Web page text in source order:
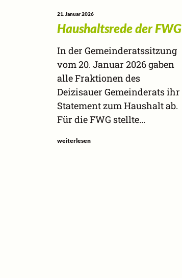
21. Januar 2026
Haushaltsrede der FWG
In der Gemeinderatssitzung
vom 20. Januar 2026 gaben
alle Fraktionen des
Deizisauer Gemeinderats ihr
Statement zum Haushalt ab.
Für die FWG stellte...
weiterlesen